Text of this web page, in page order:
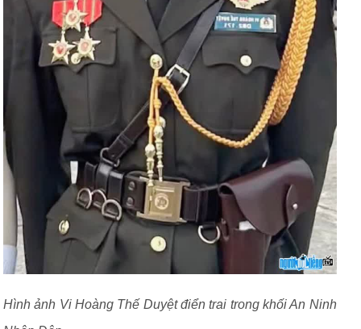
Hình ảnh Vi Hoàng Thế Duyệt điển trai trong khối An Ninh